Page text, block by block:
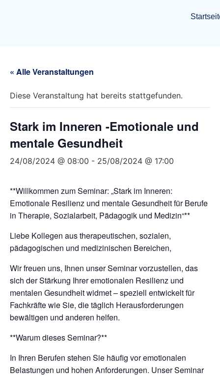
« Alle Veranstaltungen
Diese Veranstaltung hat bereits stattgefunden.
Stark im Inneren -Emotionale und
mentale Gesundheit
24/08/2024 @ 08:00 - 25/08/2024 @ 17:00
**Willkommen zum Seminar: „Stark im Inneren:
Emotionale Resilienz und mentale Gesundheit für Berufe
in Therapie, Sozialarbeit, Pädagogik und Medizin“**
Liebe Kollegen aus therapeutischen, sozialen,
pädagogischen und medizinischen Bereichen,
Wir freuen uns, Ihnen unser Seminar vorzustellen, das
sich der Stärkung Ihrer emotionalen Resilienz und
mentalen Gesundheit widmet – speziell entwickelt für
Fachkräfte wie Sie, die täglich Herausforderungen
bewältigen und anderen helfen.
**Warum dieses Seminar?**
In Ihren Berufen stehen Sie häufig vor emotionalen
Belastungen und hohen Anforderungen. Unser Seminar